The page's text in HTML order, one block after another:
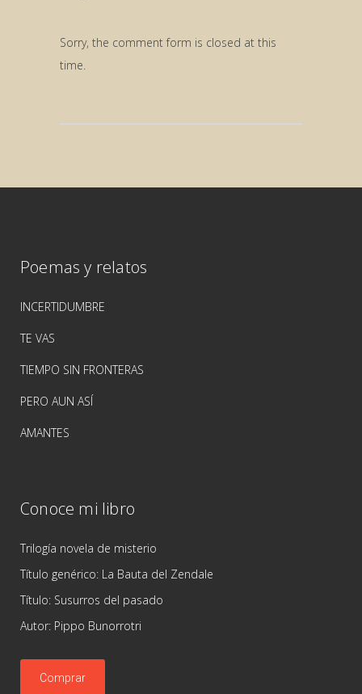
Sorry, the comment form is closed at this
time.
Poemas y relatos
INCERTIDUMBRE
TE VAS
TIEMPO SIN FRONTERAS
PERO AUN ASÍ
AMANTES
Conoce mi libro
Trilogía novela de misterio
Título genérico: La Bauta del Zendale
Título: Susurros del pasado
Autor: Pippo Bunorrotri
Comprar